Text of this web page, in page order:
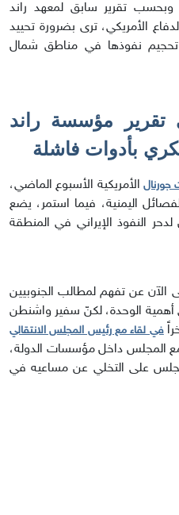
تقرير سابق لمعهد راند
الأمريكي، ترى بضرورة تحييد
تحجيم نفوذها في مناطق شمال
تقرير مؤسسة راند
بأدوات فاشلة
جورنال الأمريكية الأسبوع الماضي،
اليمنية، فيما استمر، يضع
النفوذ الإيراني في المنطقة
الآن عن تفهم لمطالب الجنوبيين
أهمية الوحدة، لكنّ سفير واشنطن
في لقاء مع رئيس المجلس الانتقالي
المجلس داخل مؤسسات الدولة،
على التخلي عن مساعيه في